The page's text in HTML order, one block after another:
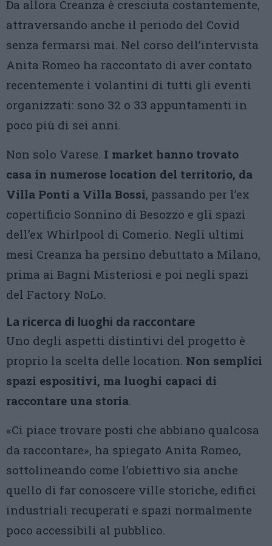
Da allora Creanza è cresciuta costantemente,
attraversando anche il periodo del Covid
senza fermarsi mai. Nel corso dell’intervista
Anita Romeo ha raccontato di aver contato
recentemente i volantini di tutti gli eventi
organizzati: sono 32 o 33 appuntamenti in
poco più di sei anni.
Non solo Varese. I market hanno trovato
casa in numerose location del territorio, da
Villa Ponti a Villa Bossi, passando per l’ex
copertificio Sonnino di Besozzo e gli spazi
dell’ex Whirlpool di Comerio. Negli ultimi
mesi Creanza ha persino debuttato a Milano,
prima ai Bagni Misteriosi e poi negli spazi
del Factory NoLo.
La ricerca di luoghi da raccontare
Uno degli aspetti distintivi del progetto è
proprio la scelta delle location. Non semplici
spazi espositivi, ma luoghi capaci di
raccontare una storia.
«Ci piace trovare posti che abbiano qualcosa
da raccontare», ha spiegato Anita Romeo,
sottolineando come l’obiettivo sia anche
quello di far conoscere ville storiche, edifici
industriali recuperati e spazi normalmente
poco accessibili al pubblico.